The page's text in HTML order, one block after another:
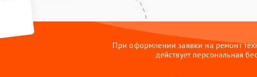
При оформлении заявки на ремонт
действует персональная